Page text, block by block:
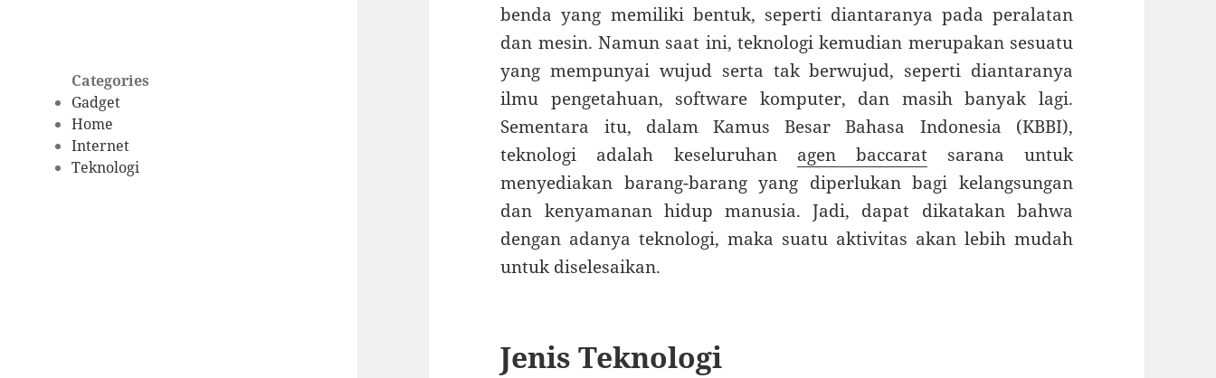
Categories
Gadget
Home
Internet
Teknologi
benda yang memiliki bentuk, seperti diantaranya pada peralatan
dan mesin. Namun saat ini, teknologi kemudian merupakan sesuatu
yang mempunyai wujud serta tak berwujud, seperti diantaranya
ilmu pengetahuan, software komputer, dan masih banyak lagi.
Sementara itu, dalam Kamus Besar Bahasa Indonesia (KBBI),
teknologi adalah keseluruhan agen baccaratsarana untuk
menyediakan barang-barang yang diperlukan bagi kelangsungan
dan kenyamanan hidup manusia. Jadi, dapat dikatakan bahwa
dengan adanya teknologi, maka suatu aktivitas akan lebih mudah
untuk diselesaikan.
Jenis Teknologi